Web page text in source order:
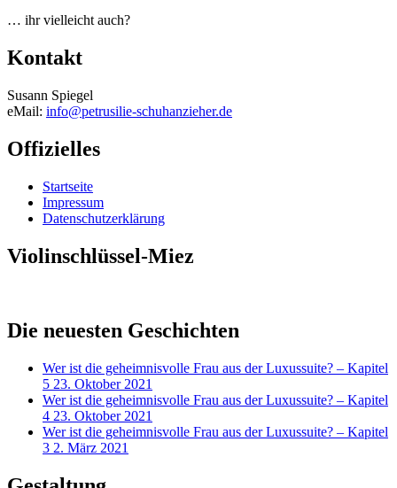
… ihr vielleicht auch?
Kontakt
Susann Spiegel
eMail: info@petrusilie-schuhanzieher.de
Offizielles
Startseite
Impressum
Datenschutzerklärung
Violinschlüssel-Miez
Die neuesten Geschichten
Wer ist die geheimnisvolle Frau aus der Luxussuite? – Kapitel
5 23. Oktober 2021
Wer ist die geheimnisvolle Frau aus der Luxussuite? – Kapitel
4 23. Oktober 2021
Wer ist die geheimnisvolle Frau aus der Luxussuite? – Kapitel
3 2. März 2021